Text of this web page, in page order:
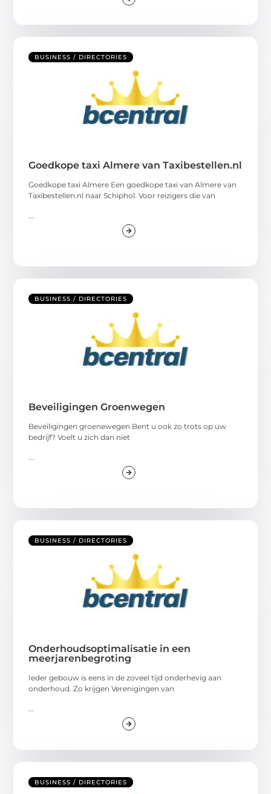
BUSINESS / DIRECTORIES
Goedkope taxi Almere van Taxibestellen.nl
Goedkope taxi Almere Een goedkope taxi van Almere van
Taxibestellen.nl naar Schiphol. Voor reizigers die van
BUSINESS / DIRECTORIES
Beveiligingen Groenwegen
Beveiligingen groenewegen Bent u ook zo trots op uw
bedrijf? Voelt u zich dan niet
BUSINESS / DIRECTORIES
Onderhoudsoptimalisatie in een
meerjarenbegroting
Ieder gebouw is eens in de zoveel tijd onderhevig aan
onderhoud. Zo krijgen Verenigingen van
BUSINESS / DIRECTORIES